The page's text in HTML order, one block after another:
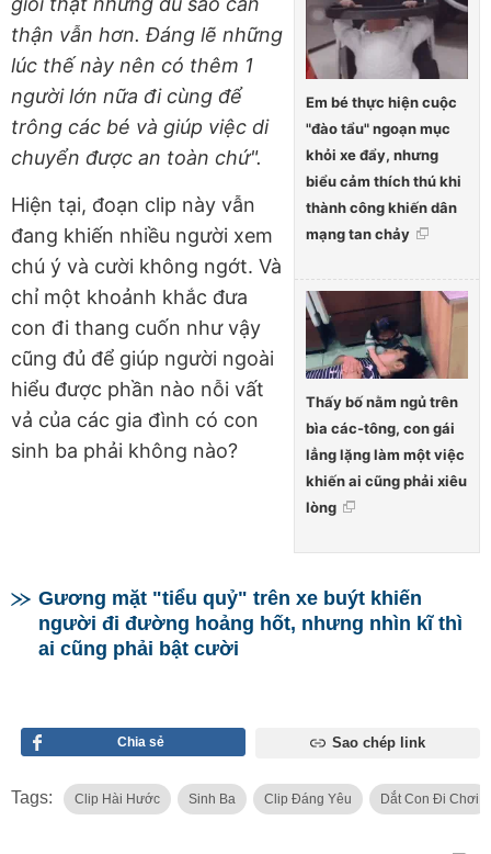
Em bé thực hiện cuộc
"đào tẩu" ngoạn mục
khỏi xe đẩy, nhưng
biểu cảm thích thú khi
thành công khiến dân
mạng tan chảy
Thấy bố nằm ngủ trên
bìa các-tông, con gái
lẳng lặng làm một việc
khiến ai cũng phải xiêu
lòng
thận vẫn hơn. Đáng lẽ những
lúc thế này nên có thêm 1
người lớn nữa đi cùng để
trông các bé và giúp việc di
chuyển được an toàn chứ".
Hiện tại, đoạn clip này vẫn
đang khiến nhiều người xem
chú ý và cười không ngớt. Và
chỉ một khoảnh khắc đưa
con đi thang cuốn như vậy
cũng đủ để giúp người ngoài
hiểu được phần nào nỗi vất
vả của các gia đình có con
sinh ba phải không nào?
Gương mặt "tiểu quỷ" trên xe buýt khiến
người đi đường hoảng hốt, nhưng nhìn kĩ thì
ai cũng phải bật cười
Chia sẻ Sao chép link
Tags: Clip Hài Hước Sinh Ba Clip Đáng Yêu Dắt Con Đi Chơi